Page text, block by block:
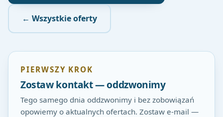
← Wszystkie oferty
PIERWSZY KROK
Zostaw kontakt — oddzwonimy
Tego samego dnia oddzwonimy i bez zobowiązań
opowiemy o aktualnych ofertach. Zostaw e-mail —